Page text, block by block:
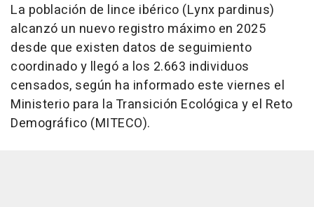
La población de lince ibérico (Lynx pardinus)
alcanzó un nuevo registro máximo en 2025
desde que existen datos de seguimiento
coordinado y llegó a los 2.663 individuos
censados, según ha informado este viernes el
Ministerio para la Transición Ecológica y el Reto
Demográfico (MITECO).